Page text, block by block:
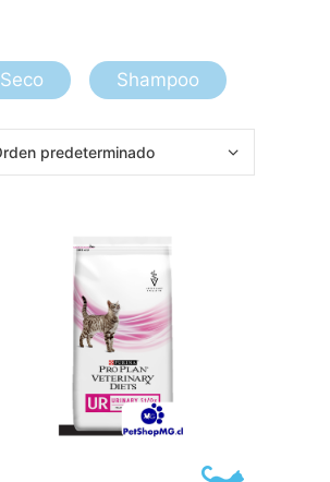
Seco Shampoo